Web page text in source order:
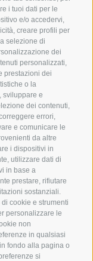
i tuoi dati per le
e/o accedervi,
creare profili per
selezione di
dei
personalizzati,
prestazioni dei
o la
sviluppare e
dei contenuti,
errori,
e comunicare le
da altre
i dispositivi in
utilizzare dati di
in base a
prestare, rifiutare
sostanziali.
cookie e strumenti
personalizzare le
non
in qualsiasi
fondo alla pagina o
si
Bonifico
Bancario